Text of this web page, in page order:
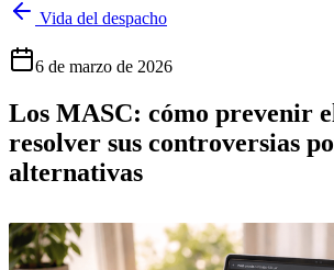
Vida del despacho
6 de marzo de 2026
Los MASC: cómo prevenir
resolver sus controversias
alternativas